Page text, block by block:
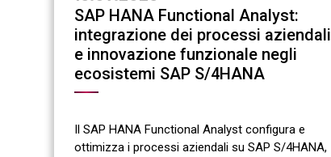
SAP HANA Functional Analyst:
integrazione dei processi aziendali
e innovazione funzionale negli
ecosistemi SAP S/4HANA
Il SAP HANA Functional Analyst configura e
ottimizza i processi aziendali su SAP S/4HANA,